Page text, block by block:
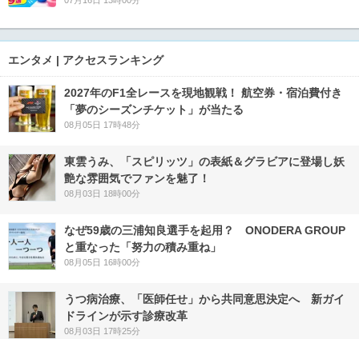
エンタメ | アクセスランキング
2027年のF1全レースを現地観戦！ 航空券・宿泊費付き
「夢のシーズンチケット」が当たる
08月05日 17時48分
東雲うみ、「スピリッツ」の表紙＆グラビアに登場し妖
艶な雰囲気でファンを魅了！
08月03日 18時00分
なぜ59歳の三浦知良選手を起用？ ONODERA GROUP
と重なった「努力の積み重ね」
08月05日 16時00分
うつ病治療、「医師任せ」から共同意思決定へ 新ガイ
ドラインが示す診療改革
08月03日 17時25分